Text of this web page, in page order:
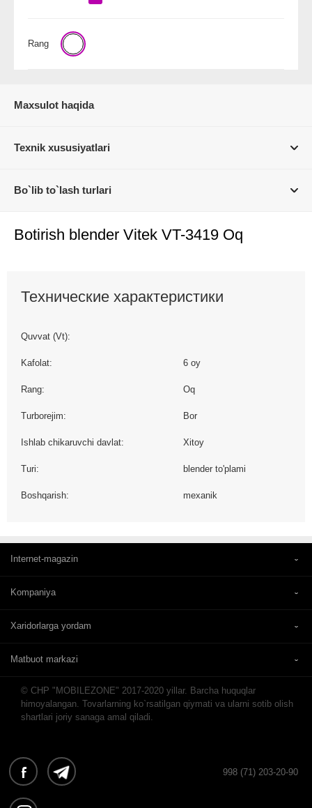
Rang
Maxsulot haqida
Texnik xususiyatlari
Bo`lib to`lash turlari
Botirish blender Vitek VT-3419 Oq
Технические характеристики
Quvvat (Vt):
Kafolat: 6 oy
Rang: Oq
Turborejim: Bor
Ishlab chikaruvchi davlat: Xitoy
Turi: blender to'plami
Boshqarish: mexanik
Internet-magazin
Kompaniya
Xaridorlarga yordam
Matbuot markazi
© CHP "MOBILEZONE" 2017-2020 yillar. Barcha huquqlar
himoyalangan. Tovarlarning ko`rsatilgan qiymati va ularni sotib olish
shartlari joriy sanaga amal qiladi.
998 (71) 203-20-90